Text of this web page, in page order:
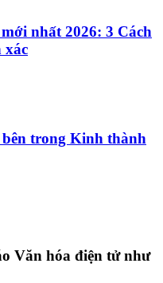
nhất 2026: 3 Cách
xác
trong Kinh thành
Văn hóa điện tử như